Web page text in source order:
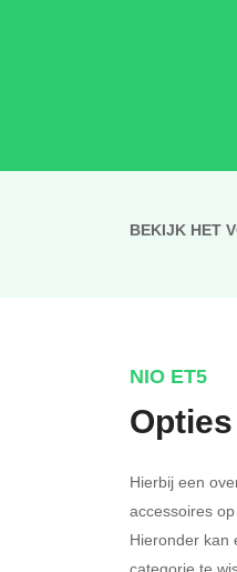
BEKIJK HET
NIO ET5
Hierbij een
accessoires
Hieronder kan